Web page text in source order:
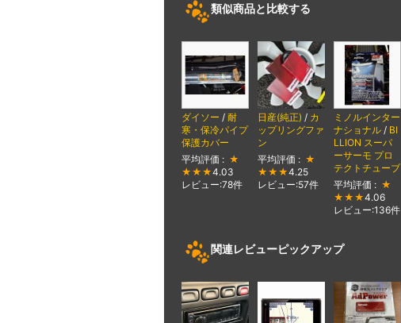
類似商品と比較する
ダイソー / 耐
寒・保冷パイプ
保護カバー
平均評価 : ★
★★★4.03
レビュー:78件
日産(純正) / カ
ップリングファ
ン
平均評価 : ★
★★★4.25
レビュー:57件
ミノルインター
ナショナル / BI
LLION スーパ
ーサーモ プロ
テクトチューブ
平均評価 : ★
★★★4.06
レビュー:136件
関連レビューピックアップ